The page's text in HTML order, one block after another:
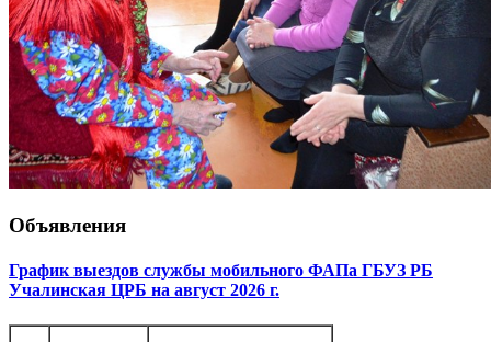
Объявления
График выездов службы мобильного ФАПа ГБУЗ РБ
Учалинская ЦРБ на август 2026 г.